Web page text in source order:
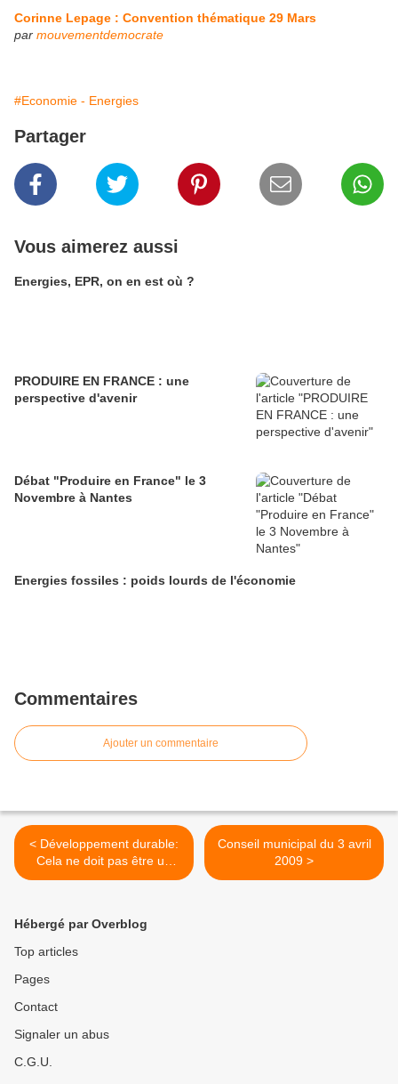
Corinne Lepage : Convention thématique 29 Mars
par mouvementdemocrate
#Economie - Energies
Partager
Vous aimerez aussi
Energies, EPR, on en est où ?
PRODUIRE EN FRANCE : une
perspective d'avenir
Débat "Produire en France" le 3
Novembre à Nantes
Energies fossiles : poids lourds de l'économie
Commentaires
Ajouter un commentaire
< Développement durable:
Cela ne doit pas être un
cache misère selon Corinne
Conseil municipal du 3 avril
2009 >
Hébergé par Overblog
Top articles
Pages
Contact
Signaler un abus
C.G.U.